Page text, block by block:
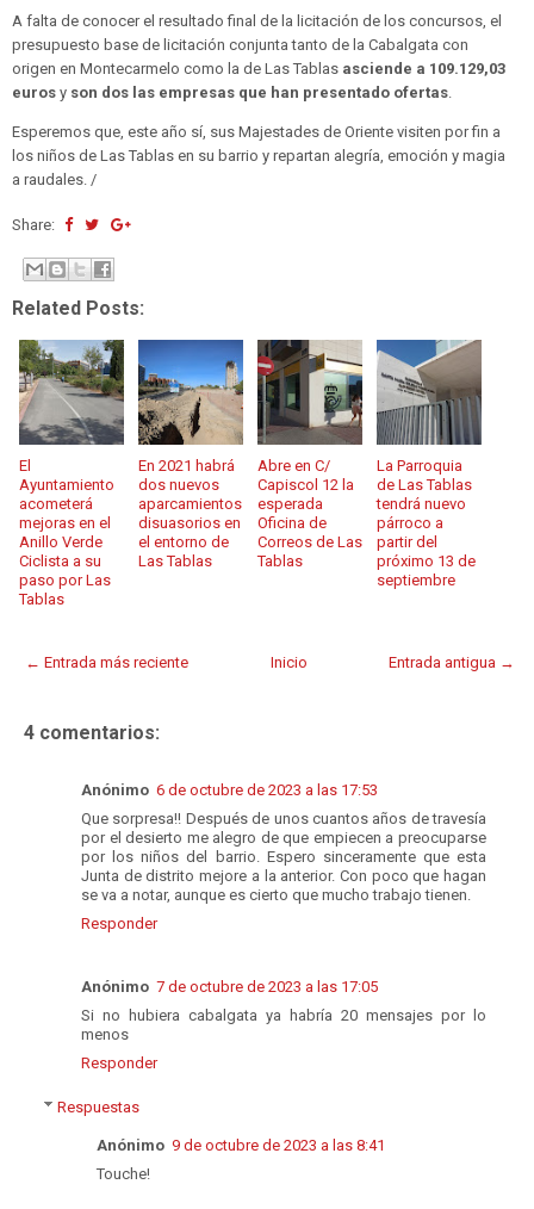
A falta de conocer el resultado final de la licitación de los concursos, el
presupuesto base de licitación conjunta tanto de la Cabalgata con
origen en Montecarmelo como la de Las Tablas asciende a 109.129,03
euros y son dos las empresas que han presentado ofertas.
Esperemos que, este año sí, sus Majestades de Oriente visiten por fin a
los niños de Las Tablas en su barrio y repartan alegría, emoción y magia
a raudales. /
Share:
Related Posts:
El
Ayuntamiento
acometerá
mejoras en el
Anillo Verde
Ciclista a su
paso por Las
Tablas
En 2021 habrá
dos nuevos
aparcamientos
disuasorios en
el entorno de
Las Tablas
Abre en C/
Capiscol 12 la
esperada
Oficina de
Correos de Las
Tablas
La Parroquia
de Las Tablas
tendrá nuevo
párroco a
partir del
próximo 13 de
septiembre
← Entrada más reciente Entrada antigua →
Inicio
4 comentarios:
Anónimo 6 de octubre de 2023 a las 17:53
Que sorpresa!! Después de unos cuantos años de travesía
por el desierto me alegro de que empiecen a preocuparse
por los niños del barrio. Espero sinceramente que esta
Junta de distrito mejore a la anterior. Con poco que hagan
se va a notar, aunque es cierto que mucho trabajo tienen.
Responder
Anónimo 7 de octubre de 2023 a las 17:05
Si no hubiera cabalgata ya habría 20 mensajes por lo
menos
Responder
Respuestas
Anónimo 9 de octubre de 2023 a las 8:41
Touche!